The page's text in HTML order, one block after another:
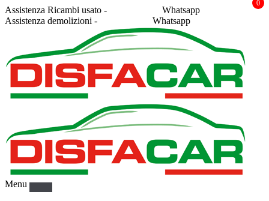
Assistenza Ricambi usato -
Whatsapp
Assistenza demolizioni -
Whatsapp
Menu
0